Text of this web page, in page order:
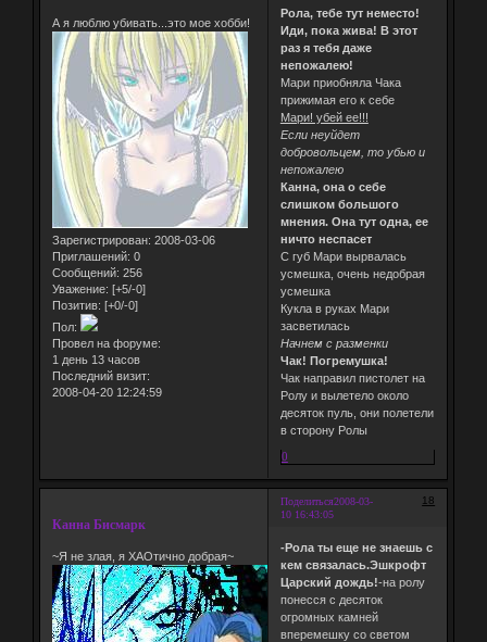
А я люблю убивать...это мое хобби!
Зарегистрирован: 2008-03-06
Приглашений: 0
Сообщений: 256
Уважение: [+5/-0]
Позитив: [+0/-0]
Пол:
Провел на форуме:
1 день 13 часов
Последний визит:
2008-04-20 12:24:59
Рола, тебе тут неместо!
Иди, пока жива! В этот
раз я тебя даже
непожалею!
Мари приобняла Чака
прижимая его к себе
Мари! убей ее!!!
Если неуйдет
добровольцем, то убью и
непожалею
Канна, она о себе
слишком большого
мнения. Она тут одна, ее
ничто неспасет
С губ Мари вырвалась
усмешка, очень недобрая
усмешка
Кукла в руках Мари
засветилась
Начнем с разменки
Чак! Погремушка!
Чак направил пистолет на
Ролу и вылетело около
десяток пуль, они полетели
в сторону Ролы
0
Поделиться 18
2008-03-
10 16:43:05
Канна Бисмарк
~Я не злая, я ХАОтично добрая~
-Рола ты еще не знаешь с
кем связалась.Эшкрофт
Царский дождь!-на ролу
понесся с десяток
огромных камней
вперемешку со светом